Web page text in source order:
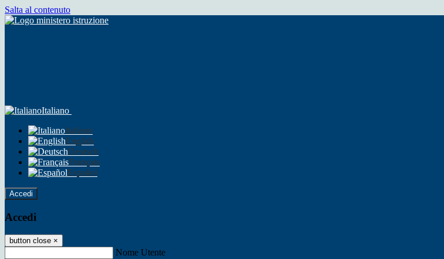
Salta al contenuto
Italiano
Italiano
English
Deutsch
Français
Español
Accedi
Accedi
button close ×
Nome Utente